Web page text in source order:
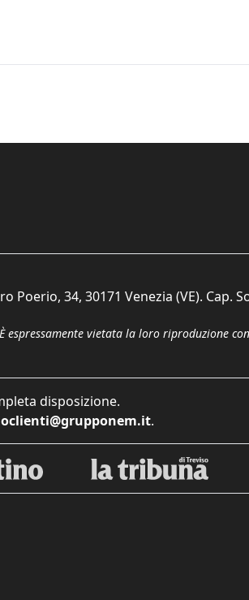
34, 30171 Venezia (VE). Cap.
vietata la loro riproduzione
disposizione.
.